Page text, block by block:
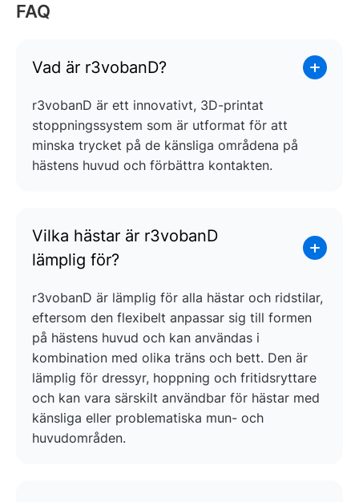
FAQ
Vad är r3vobanD?
r3vobanD är ett innovativt, 3D-printat
stoppningssystem som är utformat för att
minska trycket på de känsliga områdena på
hästens huvud och förbättra kontakten.
Vilka hästar är r3vobanD
lämplig för?
r3vobanD är lämplig för alla hästar och ridstilar,
eftersom den flexibelt anpassar sig till formen
på hästens huvud och kan användas i
kombination med olika träns och bett. Den är
lämplig för dressyr, hoppning och fritidsryttare
och kan vara särskilt användbar för hästar med
känsliga eller problematiska mun- och
huvudområden.